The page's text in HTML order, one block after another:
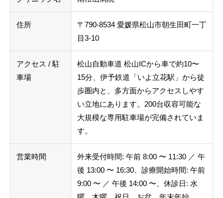
住所
〒790-8534 愛媛県松山市朝生田町一丁
目3-10
アクセス / 駐
車場
松山自動車道 松山ICから車で約10〜
15分、伊予鉄道「いよ立花駅」から徒
歩圏内と、多方面からアクセスしやす
い立地にあります。200台収容可能な
大規模な専用駐車場が完備されていま
す。
営業時間
外来受付時間: 午前 8:00 〜 11:30 ／ 午
後 13:00 〜 16:30、診療開始時間: 午前
9:00 〜 ／ 午後 14:00 〜、休診日: 水